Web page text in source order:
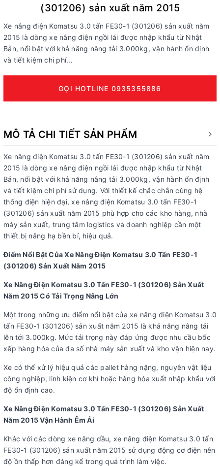
(301206) sản xuất năm 2015
Xe nâng điện Komatsu 3.0 tấn FE30-1 (301206) sản xuất năm
2015 là dòng xe nâng điện ngồi lái được nhập khẩu từ Nhật
Bản, nổi bật với khả năng nâng tải 3.000kg, vận hành ổn định
và tiết kiệm chi phí...
GỌI HOTLINE 0935355886
MÔ TẢ CHI TIẾT SẢN PHẨM
Xe nâng điện Komatsu 3.0 tấn FE30-1 (301206) sản xuất năm
2015 là dòng xe nâng điện ngồi lái được nhập khẩu từ Nhật
Bản, nổi bật với khả năng nâng tải 3.000kg, vận hành ổn định
và tiết kiệm chi phí sử dụng. Với thiết kế chắc chắn cùng hệ
thống điện hiện đại, xe nâng điện Komatsu 3.0 tấn FE30-1
(301206) sản xuất năm 2015 phù hợp cho các kho hàng, nhà
máy sản xuất, trung tâm logistics và doanh nghiệp cần một
thiết bị nâng hạ bền bỉ, hiệu quả.
Điểm Nổi Bật Của Xe Nâng Điện Komatsu 3.0 Tấn FE30-1
(301206) Sản Xuất Năm 2015
Xe Nâng Điện Komatsu 3.0 Tấn FE30-1 (301206) Sản Xuất
Năm 2015 Có Tải Trọng Nâng Lớn
Một trong những ưu điểm nổi bật của xe nâng điện Komatsu 3.0
tấn FE30-1 (301206) sản xuất năm 2015 là khả năng nâng tải
lên tới 3.000kg. Mức tải trọng này đáp ứng được nhu cầu bốc
xếp hàng hóa của đa số nhà máy sản xuất và kho vận hiện nay.
Xe có thể xử lý hiệu quả các pallet hàng nặng, nguyên vật liệu
công nghiệp, linh kiện cơ khí hoặc hàng hóa xuất nhập khẩu với
độ ổn định cao.
Xe Nâng Điện Komatsu 3.0 Tấn FE30-1 (301206) Sản Xuất
Năm 2015 Vận Hành Êm Ái
Khác với các dòng xe nâng dầu, xe nâng điện Komatsu 3.0 tấn
FE30-1 (301206) sản xuất năm 2015 sử dụng động cơ điện nên
độ ồn thấp hơn đáng kể trong quá trình làm việc.